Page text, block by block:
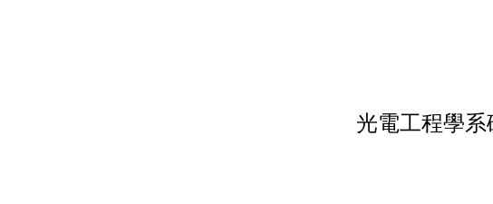
光電工程學